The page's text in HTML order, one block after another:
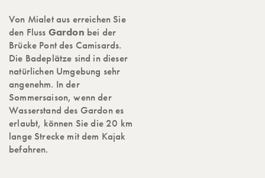
Von Mialet aus erreichen Sie
den Fluss Gardon bei der
Brücke Pont des Camisards.
Die Badeplätze sind in dieser
natürlichen Umgebung sehr
angenehm. In der
Sommersaison, wenn der
Wasserstand des Gardon es
erlaubt, können Sie die 20 km
lange Strecke mit dem Kajak
befahren.